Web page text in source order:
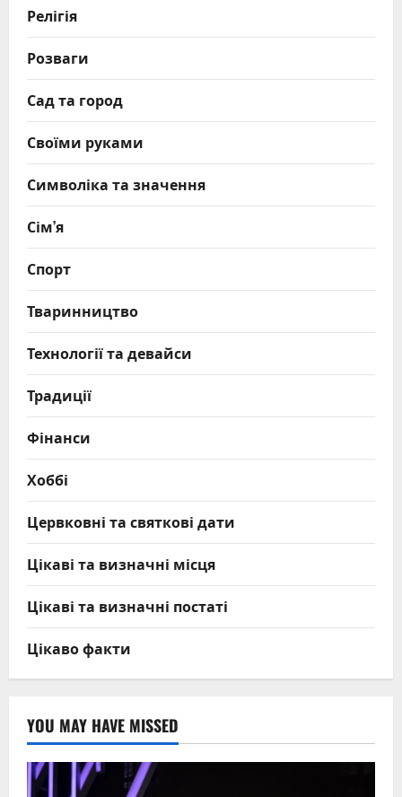
Релігія
Розваги
Сад та город
Своїми руками
Символіка та значення
Сім’я
Спорт
Тваринництво
Технології та девайси
Традиції
Фінанси
Хоббі
Цервковні та святкові дати
Цікаві та визначні місця
Цікаві та визначні постаті
Цікаво факти
YOU MAY HAVE MISSED